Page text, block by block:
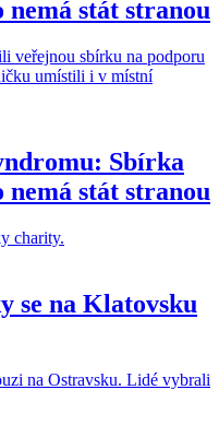
stát stranou
Sbírka
stát stranou
se na Klatovsku